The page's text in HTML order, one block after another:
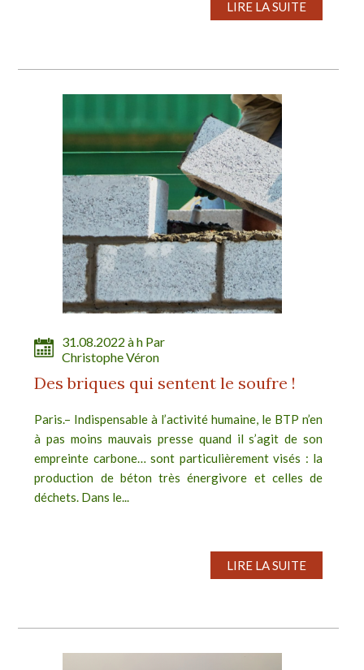
LIRE LA SUITE
31.08.2022 à h Par
Christophe Véron
Des briques qui sentent le soufre !
Paris.– Indispensable à l’activité humaine, le BTP n’en
à pas moins mauvais presse quand il s’agit de son
empreinte carbone… sont particulièrement visés : la
production de béton très énergivore et celles de
déchets. Dans le...
LIRE LA SUITE